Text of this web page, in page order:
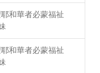
和華者必蒙福祉
和華者必蒙福祉